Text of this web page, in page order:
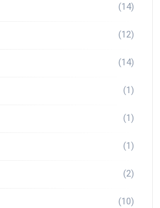
(14)
(12)
(14)
(1)
(1)
(1)
(2)
(10)